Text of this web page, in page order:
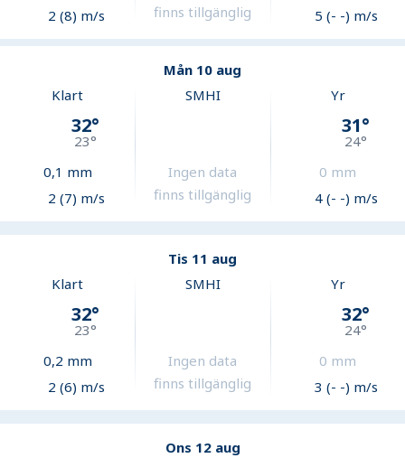
2 (8) m/s
finns tillgänglig
5 (- -) m/s
Mån 10 aug
Klart
32°
23°
0,1 mm
2 (7) m/s
SMHI
Ingen data
finns tillgänglig
Yr
31°
24°
0 mm
4 (- -) m/s
Tis 11 aug
Klart
32°
23°
0,2 mm
2 (6) m/s
SMHI
Ingen data
finns tillgänglig
Yr
32°
24°
0 mm
3 (- -) m/s
Ons 12 aug